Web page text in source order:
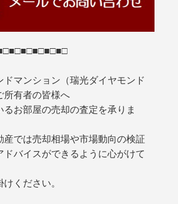
ドマンション（瑞光ダイヤモンド
所有者の皆様へ
るお部屋の売却の査定を承りま
産では売却相場や市場動向の検証
ドバイスができるように心がけて
ください。